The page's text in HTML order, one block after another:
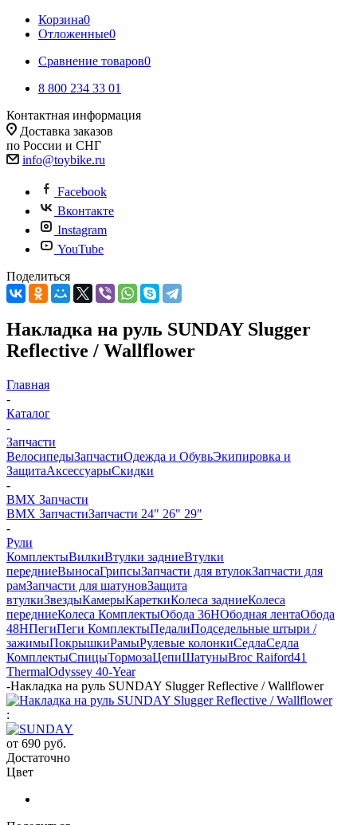
Корзина0
Отложенные0
Сравнение товаров0
8 800 234 33 01
Контактная информация
Доставка заказов
по России и СНГ
info@toybike.ru
Facebook
Вконтакте
Instagram
YouTube
Поделиться
Накладка на руль SUNDAY Slugger
Reflective / Wallflower
Главная
-
Каталог
-
Запчасти
ВелосипедыЗапчастиОдежда и ОбувьЭкипировка и
ЗащитаАксессуарыСкидки
-
BMX Запчасти
BMX ЗапчастиЗапчасти 24" 26" 29"
-
Рули
КомплектыВилкиВтулки задниеВтулки
передниеВыносаГрипсыЗапчасти для втулокЗапчасти для
рамЗапчасти для шатуновЗащита
втулкиЗвездыКамерыКареткиКолеса задниеКолеса
передниеКолеса КомплектыОбода 36HОбодная лентаОбода
48HПегиПеги КомплектыПедалиПодседельные штыри /
зажимыПокрышкиРамыРулевые колонкиСедлаСедла
КомплектыСпицыТормозаЦепиШатуныBroc Raiford41
ThermalOdyssey 40-Year
-Накладка на руль SUNDAY Slugger Reflective / Wallflower
:
от 690 руб.
Достаточно
Цвет